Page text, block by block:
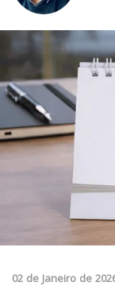
02 de Janeiro de